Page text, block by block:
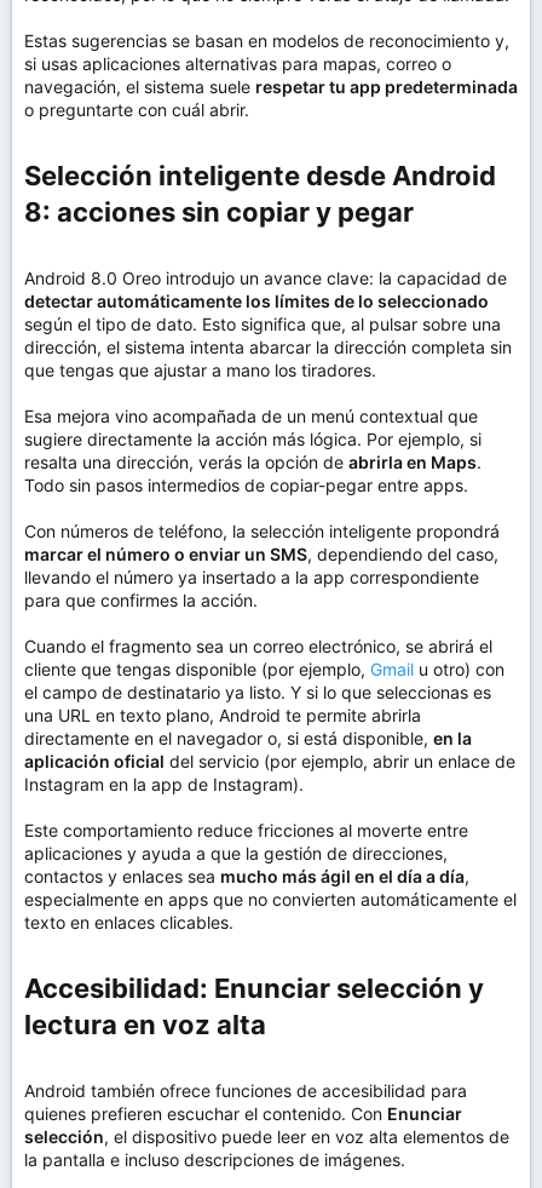
Estas sugerencias se basan en modelos de reconocimiento y,
si usas aplicaciones alternativas para mapas, correo o
navegación, el sistema suele respetar tu app predeterminada
o preguntarte con cuál abrir.
Selección inteligente desde Android
8: acciones sin copiar y pegar​
Android 8.0 Oreo introdujo un avance clave: la capacidad de
detectar automáticamente los límites de lo seleccionado
según el tipo de dato. Esto significa que, al pulsar sobre una
dirección, el sistema intenta abarcar la dirección completa sin
que tengas que ajustar a mano los tiradores.
Esa mejora vino acompañada de un menú contextual que
sugiere directamente la acción más lógica. Por ejemplo, si
resalta una dirección, verás la opción de abrirla en Maps.
Todo sin pasos intermedios de copiar-pegar entre apps.
Con números de teléfono, la selección inteligente propondrá
marcar el número o enviar un SMS, dependiendo del caso,
llevando el número ya insertado a la app correspondiente
para que confirmes la acción.
Cuando el fragmento sea un correo electrónico, se abrirá el
cliente que tengas disponible (por ejemplo, Gmail u otro) con
el campo de destinatario ya listo. Y si lo que seleccionas es
una URL en texto plano, Android te permite abrirla
directamente en el navegador o, si está disponible, en la
aplicación oficial del servicio (por ejemplo, abrir un enlace de
Instagram en la app de Instagram).
Este comportamiento reduce fricciones al moverte entre
aplicaciones y ayuda a que la gestión de direcciones,
contactos y enlaces sea mucho más ágil en el día a día,
especialmente en apps que no convierten automáticamente el
texto en enlaces clicables.
Accesibilidad: Enunciar selección y
lectura en voz alta​
Android también ofrece funciones de accesibilidad para
quienes prefieren escuchar el contenido. Con Enunciar
selección, el dispositivo puede leer en voz alta elementos de
la pantalla e incluso descripciones de imágenes.